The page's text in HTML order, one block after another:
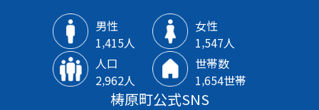
男性
1‚415人
女性
1‚547人
人口
2‚962人
世帯数
1‚654世帯
梼原町公式SNS